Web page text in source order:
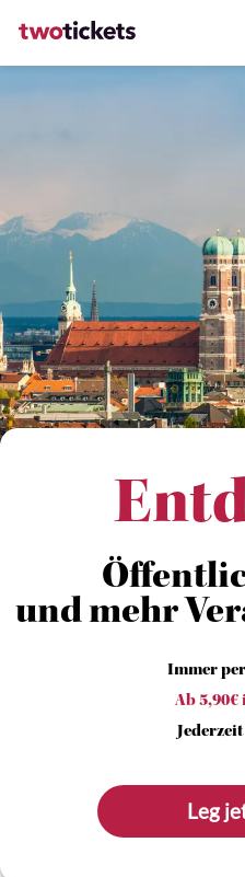
und mehr
Immer
Ab 5,90€
Leg